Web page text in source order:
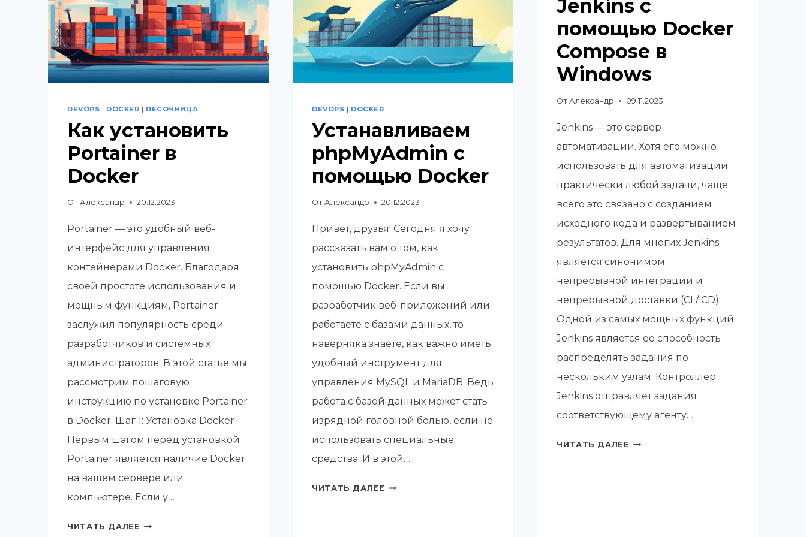
DEVOPS | DOCKER | ПЕСОЧНИЦА
Как установить
Portainer в
Docker
От Александр 20.12.2023
Portainer — это удобный веб-
интерфейс для управления
контейнерами Docker. Благодаря
своей простоте использования и
мощным функциям, Portainer
заслужил популярность среди
разработчиков и системных
администраторов. В этой статье мы
рассмотрим пошаговую
инструкцию по установке Portainer
в Docker. Шаг 1: Установка Docker
Первым шагом перед установкой
Portainer является наличие Docker
на вашем сервере или
компьютере. Если у…
ЧИТАТЬ ДАЛЕЕ КАК
DEVOPS | DOCKER
Устанавливаем
phpMyAdmin с
помощью Docker
От Александр 20.12.2023
Привет, друзья! Сегодня я хочу
рассказать вам о том, как
установить phpMyAdmin с
помощью Docker. Если вы
разработчик веб-приложений или
работаете с базами данных, то
наверняка знаете, как важно иметь
удобный инструмент для
управления MySQL и MariaDB. Ведь
работа с базой данных может стать
изрядной головной болью, если не
использовать специальные
средства. И в этой…
ЧИТАТЬ ДАЛЕЕ УСТАНАВЛИВАЕМ
Jenkins с
помощью Docker
Compose в
Windows
От Александр 09.11.2023
Jenkins — это сервер
автоматизации. Хотя его можно
использовать для автоматизации
практически любой задачи, чаще
всего это связано с созданием
исходного кода и развертыванием
результатов. Для многих Jenkins
является синонимом
непрерывной интеграции и
непрерывной доставки (CI / CD).
Одной из самых мощных функций
Jenkins является ее способность
распределять задания по
нескольким узлам. Контроллер
Jenkins отправляет задания
соответствующему агенту…
ЧИТАТЬ ДАЛЕЕ КАК